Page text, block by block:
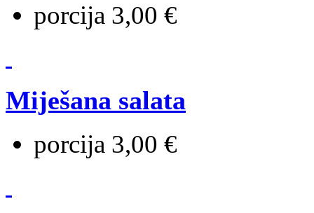
porcija 3,00 €
Miješana salata
porcija 3,00 €